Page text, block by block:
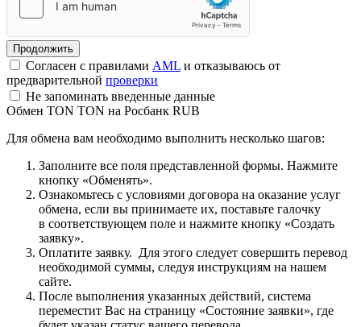
Согласен с правилами AML и отказываюсь от
предварительной проверки
Не запоминать введенные данные
Обмен TON TON на Росбанк RUB
Для обмена вам необходимо выполнить несколько шагов:
Заполните все поля представленной формы. Нажмите
кнопку «Обменять».
Ознакомьтесь с условиями договора на оказание услуг
обмена, если вы принимаете их, поставьте галочку
в соответствующем поле и нажмите кнопку «Создать
заявку».
Оплатите заявку. Для этого следует совершить перевод
необходимой суммы, следуя инструкциям на нашем
сайте.
После выполнения указанных действий, система
переместит Вас на страницу «Состояние заявки», где